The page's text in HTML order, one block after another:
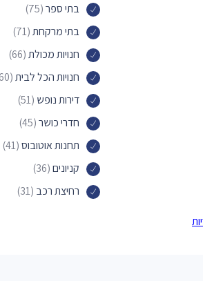
בתי ספר(75)
בתי מרקחת(71)
חנויות מכולת(66)
חנויות הכל לבית(60)
דירות נופש (51)
חדרי כושר(45)
תחנות אוטובוס(41)
קניונים(36)
רחיצת רכב (31)